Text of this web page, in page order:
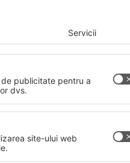
Austria AG prelucrează datele
dvs. Prelucrarea se
b) GDPR pentru executarea unui
și găzduire utilizăm
dvs. Furnizarea datelor dvs.
dvs. nu poate fi
veți găsi politica noastră de
similare pentru a furniza și a
în funcție de interesele
consimțământul oricând, cu